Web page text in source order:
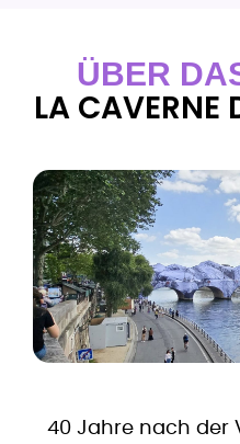
40 Jahre nach der
ÜBER
LA CAVERNE